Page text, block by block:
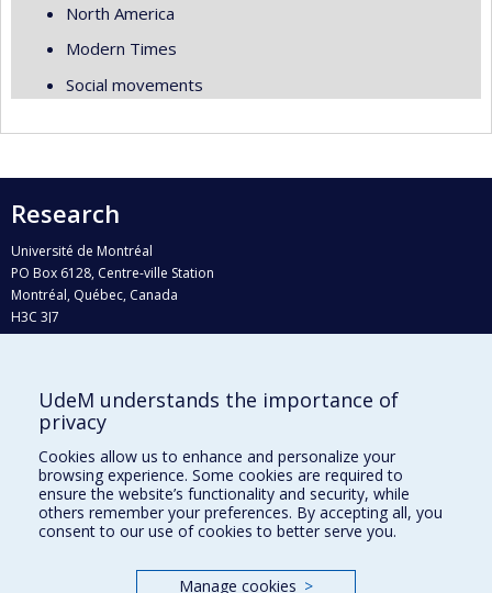
North America
Modern Times
Social movements
Research
Université de Montréal
PO Box 6128, Centre-ville Station
Montréal, Québec, Canada
H3C 3J7
Who does what?
Find us
Site map
Accessibility
UdeM understands the importance of
privacy
Cookies allow us to enhance and personalize your
browsing experience. Some cookies are required to
ensure the website’s functionality and security, while
others remember your preferences. By accepting all, you
consent to our use of cookies to better serve you.
Manage cookies >